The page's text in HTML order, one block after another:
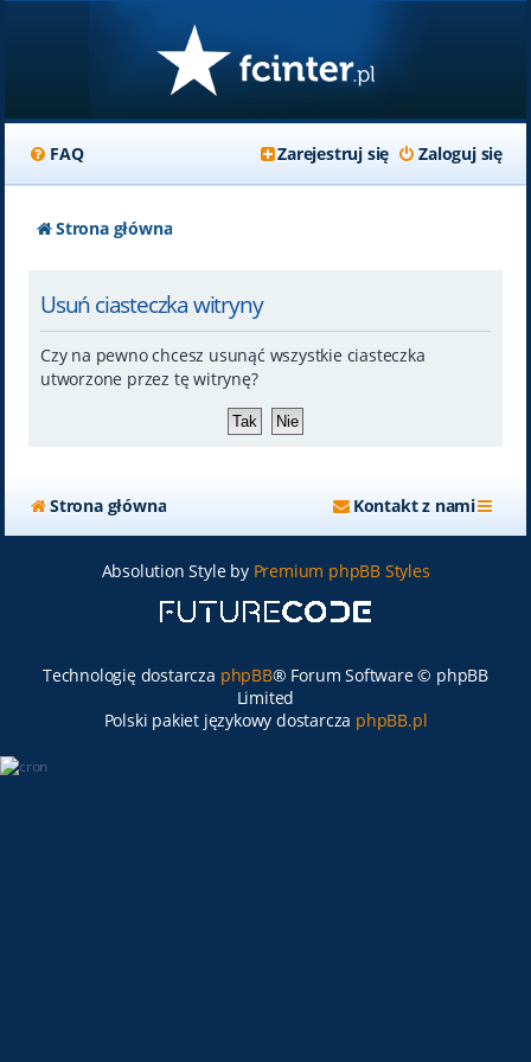
FAQ Zaloguj się
Zarejestruj się
Strona główna
Usuń ciasteczka witryny
Czy na pewno chcesz usunąć wszystkie ciasteczka
utworzone przez tę witrynę?
Strona główna Kontakt z nami
Absolution Style by Premium phpBB Styles
Technologię dostarcza phpBB® Forum Software © phpBB
Limited
Polski pakiet językowy dostarcza phpBB.pl